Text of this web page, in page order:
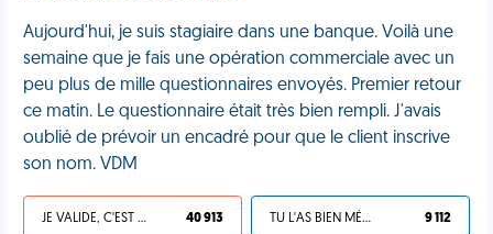
Aujourd'hui, je suis stagiaire dans une banque. Voilà une
semaine que je fais une opération commerciale avec un
peu plus de mille questionnaires envoyés. Premier retour
ce matin. Le questionnaire était très bien rempli. J'avais
oublié de prévoir un encadré pour que le client inscrive
son nom. VDM
JE VALIDE, C'EST UNE VDM 40 913 TU L'AS BIEN MÉRITÉ 9 112